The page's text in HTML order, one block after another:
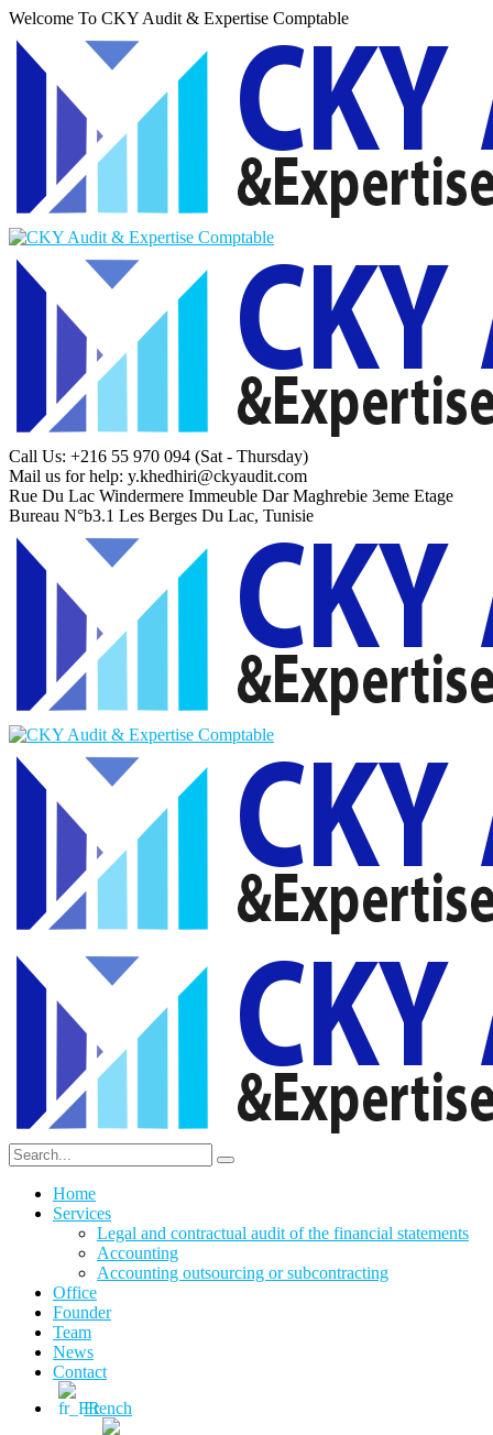
Welcome To CKY Audit & Expertise Comptable
Call Us: +216 55 970 094 (Sat - Thursday)
Mail us for help: y.khedhiri@ckyaudit.com
Rue Du Lac Windermere Immeuble Dar Maghrebie 3eme Etage
Bureau N°b3.1 Les Berges Du Lac, Tunisie
Home
Services
Legal and contractual audit of the financial statements
Accounting
Accounting outsourcing or subcontracting
Office
Founder
Team
News
Contact
French